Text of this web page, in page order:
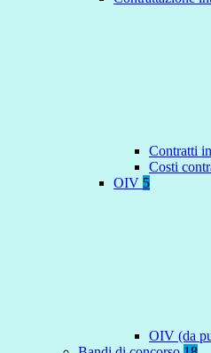
Contratti
Costi
OIV 5
OIV (da